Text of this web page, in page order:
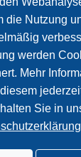
Straße 2
Magdeburg
die Nutzung
werden
Mehr
Sie in